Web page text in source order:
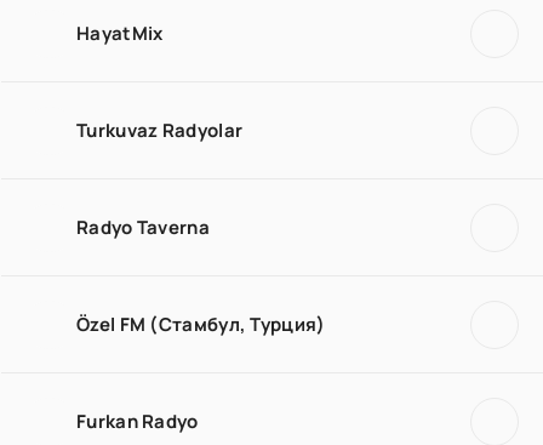
HayatMix
Turkuvaz Radyolar
Radyo Taverna
Özel FM (Стамбул, Турция)
Furkan Radyo